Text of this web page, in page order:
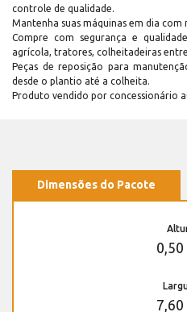
controle de qualidade.
Mantenha suas máquinas em dia com
Compre com segurança e
agrícola, tratores, colheitadeiras
Peças de reposição para
desde o plantio até a colheita.
Produto vendido por concessionário
Dimensões do Pacote
0,50
7,60